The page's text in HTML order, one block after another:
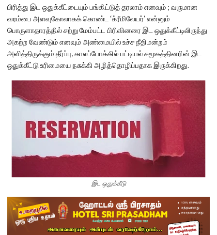
பிரித்து இட ஒதுக்கீட்டையும் பங்கிட்டுத் தரலாம் எனவும் ; வருமான
வரம்பை அளவுகோலாகக் கொண்ட ‘க்ரீமிலேயர்’ என்னும்
பொருளாதாரத்தில் சற்று மேம்பட்ட பிரிவினரை இட ஒதுக்கீட்டிலிருந்து
அகற்ற வேண்டும் எனவும் அண்மையில் உச்ச நீதிமன்றம்
அளித்திருக்கும் தீர்ப்பு, காலப்போக்கில் பட்டியல் சமூகத்தினரின் இட
ஒதுக்கீட்டு உரிமையை நசுக்கி அழித்தொழிப்பதாக இருக்கிறது.
இட ஒதுக்கீடு